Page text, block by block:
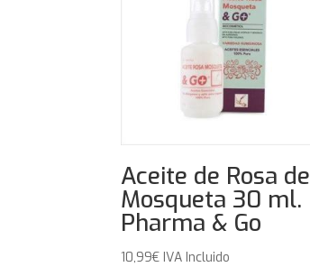
Aceite de Rosa de
Mosqueta 30 ml.
Pharma & Go
10,99€ IVA Incluido